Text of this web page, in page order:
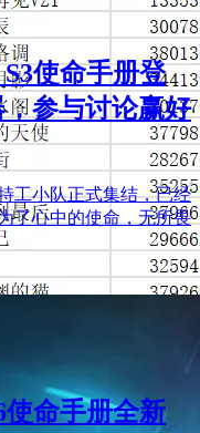
使命手册登
参与讨论赢好
工小队正式集结，已经
了心中的使命，无所畏
命手册全新